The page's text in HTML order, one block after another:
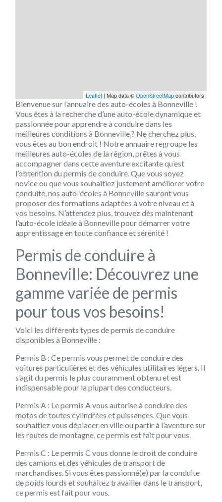
Leaflet | Map data ©OpenStreetMapcontributors
Bienvenue sur l’annuaire des auto-écoles à Bonneville !
Vous êtes à la recherche d’une auto-école dynamique et
passionnée pour apprendre à conduire dans les
meilleures conditions à Bonneville ? Ne cherchez plus,
vous êtes au bon endroit ! Notre annuaire regroupe les
meilleures auto-écoles de la région, prêtes à vous
accompagner dans cette aventure excitante qu’est
l’obtention du permis de conduire. Que vous soyez
novice ou que vous souhaitiez justement améliorer votre
conduite, nos auto-écoles à Bonneville sauront vous
proposer des formations adaptées à votre niveau et à
vos besoins. N’attendez plus, trouvez dès maintenant
l’auto-école idéale à Bonneville pour démarrer votre
apprentissage en toute confiance et sérénité !
Permis de conduire à
Bonneville: Découvrez une
gamme variée de permis
pour tous vos besoins!
Voici les différents types de permis de conduire
disponibles à Bonneville :
Permis B : Ce permis vous permet de conduire des
voitures particulières et des véhicules utilitaires légers. Il
s’agit du permis le plus couramment obtenu et est
indispensable pour la plupart des conducteurs.
Permis A : Le permis A vous autorise à conduire des
motos de toutes cylindrées et puissances. Que vous
souhaitiez vous déplacer en ville ou partir à l’aventure sur
les routes de montagne, ce permis est fait pour vous.
Permis C : Le permis C vous donne le droit de conduire
des camions et des véhicules de transport de
marchandises. Si vous êtes passionné(e) par la conduite
de poids lourds et souhaitez travailler dans le transport,
ce permis est fait pour vous.